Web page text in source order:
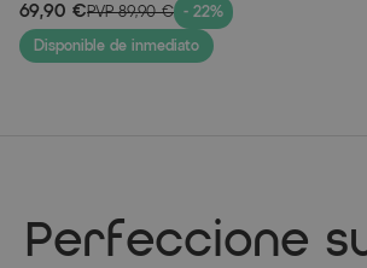
69,90 €PVP89,90 € - 22%
Disponible de inmediato
Perfeccione